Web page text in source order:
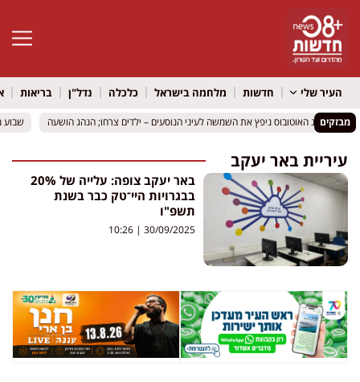
פתח
העיר שלי חדשות מלחמה בישראל כלכלה נדל"ן בריאות
מבזקיםהנהג הושעה שבוע הנהג הושעה שבוע
עיריית באר יעקב
באר יעקב צופה: עלייה של 20%
בבגרויות היי־טק כבר בשנת
תשפ"ו
30/09/2025